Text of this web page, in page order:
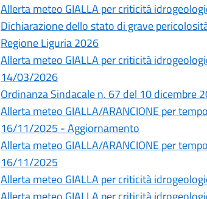
Allerta meteo GIALLA per criticità
Dichiarazione dello stato di grave
Regione Liguria 2026
Allerta meteo GIALLA per criticità
14/03/2026
Ordinanza Sindacale n. 67 del 10 dicembre
Allerta meteo GIALLA/ARANCIONE per
16/11/2025 - Aggiornamento
Allerta meteo GIALLA/ARANCIONE per
16/11/2025
Allerta meteo GIALLA per criticità